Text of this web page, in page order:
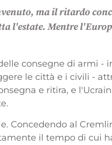
ma il ritardo
l'estate. Mentre
consegne di armi -
le città e i civili -
e ritira, e
Concedendo al
il tempo di cui